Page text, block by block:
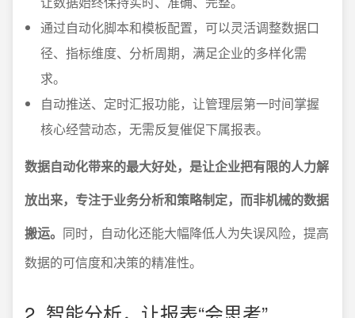
通过自动化脚本和模板配置，可以灵活调整数据口
径、指标维度、分析周期，满足企业的多样化需
求。
自动推送、定时汇报功能，让管理层第一时间掌握
核心经营动态，无需反复催促下属报表。
数据自动化带来的最大好处，是让企业把有限的人力解
放出来，专注于业务分析和策略制定，而非机械的数据
搬运。 同时，自动化还能大幅降低人为失误风险，提高
数据的可信度和决策的精准性。